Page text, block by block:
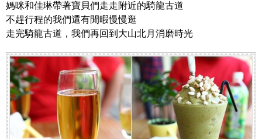
媽咪和佳琳帶著寶貝們走走附近的騎龍古道
不趕行程的我們還有閒暇慢慢逛
走完騎龍古道，我們再回到大山北月消磨時光